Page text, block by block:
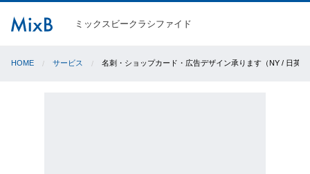
ミックスビークラシファイド
HOME サービス 名刺・ショップカード・広告デザイン承ります（NY / 日英対